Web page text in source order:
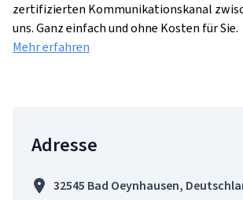
zertifizierten Kommunikationskanal
uns. Ganz einfach und ohne Kosten für Sie.
Mehr erfahren
Adresse
32545 Bad Oeynhausen,